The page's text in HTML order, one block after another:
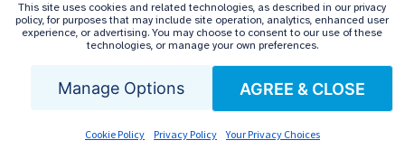
This site uses cookies and related technologies, as described in our privacy
policy, for purposes that may include site operation, analytics, enhanced user
experience, or advertising. You may choose to consent to our use of these
technologies, or manage your own preferences.
Manage Options AGREE & CLOSE
Cookie Policy Privacy Policy Your Privacy Choices
IVIG Hội chứng Lambert-Eaton
Bệnh nhược cơ